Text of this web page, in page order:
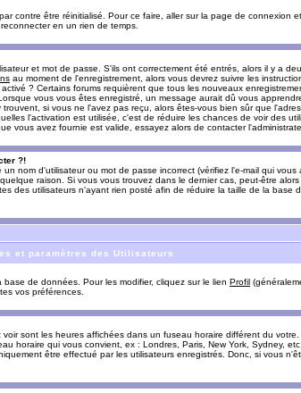
contre être réinitialisé. Pour ce faire, aller sur la page de connexion
en un rien de temps.
et mot de passe. S'ils ont correctement été entrés, alors il y a
au moment de l'enregistrement, alors vous devrez suivre les
? Certains forums requièrent que tous les nouveaux
vous vous êtes enregistré, un message aurait dû vous
si vous ne l'avez pas reçu, alors êtes-vous bien sûr que
l'activation est utilisée, c'est de réduire les chances de voir des
vous avez fournie est valide, essayez alors de contacter
?!
nom d'utilisateur ou mot de passe incorrect (vérifiez l'e-mail qui
raison. Si vous vous trouvez dans le dernier cas, peut-être
des utilisateurs n'ayant rien posté afin de réduire la taille de la base
et paramètres des Utilisateurs
de données. Pour les modifier, cliquez sur le lien Profil
vos préférences.
sont les heures affichées dans un fuseau horaire différent du
horaire qui vous convient, ex : Londres, Paris, New York, Sydney,
être effectué par les utilisateurs enregistrés. Donc, si vous